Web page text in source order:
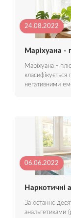
24.08.2022
Маріхуана -
Маріхуана -
класифікується
негативними
06.06.2022
Наркотичні
За останнє
анальгетиками